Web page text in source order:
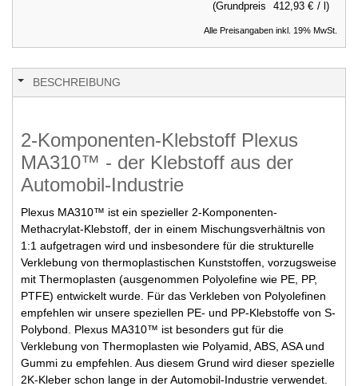
(Grundpreis 412,93 € / l)
Alle Preisangaben inkl. 19% MwSt.
BESCHREIBUNG
2-Komponenten-Klebstoff Plexus
MA310™ - der Klebstoff aus der
Automobil-Industrie
Plexus MA310™ ist ein spezieller 2-Komponenten-
Methacrylat-Klebstoff, der in einem Mischungsverhältnis von
1:1 aufgetragen wird und insbesondere für die strukturelle
Verklebung von thermoplastischen Kunststoffen, vorzugsweise
mit Thermoplasten (ausgenommen Polyolefine wie PE, PP,
PTFE) entwickelt wurde. Für das Verkleben von Polyolefinen
empfehlen wir unsere speziellen PE- und PP-Klebstoffe von S-
Polybond. Plexus MA310™ ist besonders gut für die
Verklebung von Thermoplasten wie Polyamid, ABS, ASA und
Gummi zu empfehlen. Aus diesem Grund wird dieser spezielle
2K-Kleber schon lange in der Automobil-Industrie verwendet.